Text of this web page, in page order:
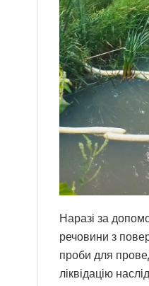
Наразі за
речовини з
проби для
ліквідацію